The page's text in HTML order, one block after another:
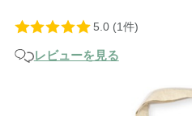
レビューを見る